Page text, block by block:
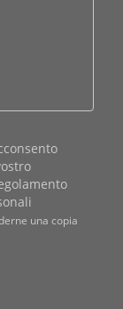
una copia